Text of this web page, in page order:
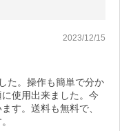
2023/12/15
た。操作も簡単で分か
使用出来ました。今
す。送料も無料で、